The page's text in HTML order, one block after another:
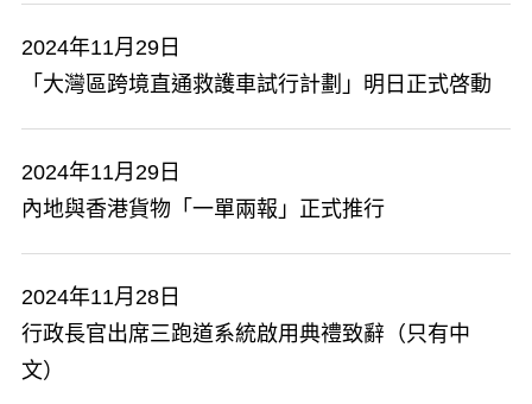
2024年11月29日
「大灣區跨境直通救護車試行計劃」明日正式啓動
2024年11月29日
​內地與香港貨物「一單兩報」正式推行
2024年11月28日
行政長官出席三跑道系統啟用典禮致辭（只有中
文）